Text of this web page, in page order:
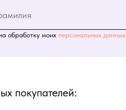
обработку моих персональных данных
покупателей: